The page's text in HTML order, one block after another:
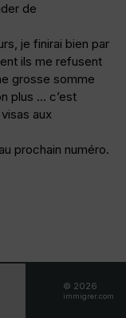
de
je finirai bien par
ils me refusent
grosse somme
plus … c’est
aux
prochain numéro.
à la Banque de
© 2026
immigrer.com